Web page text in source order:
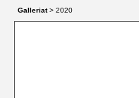
Galleriat> 2020